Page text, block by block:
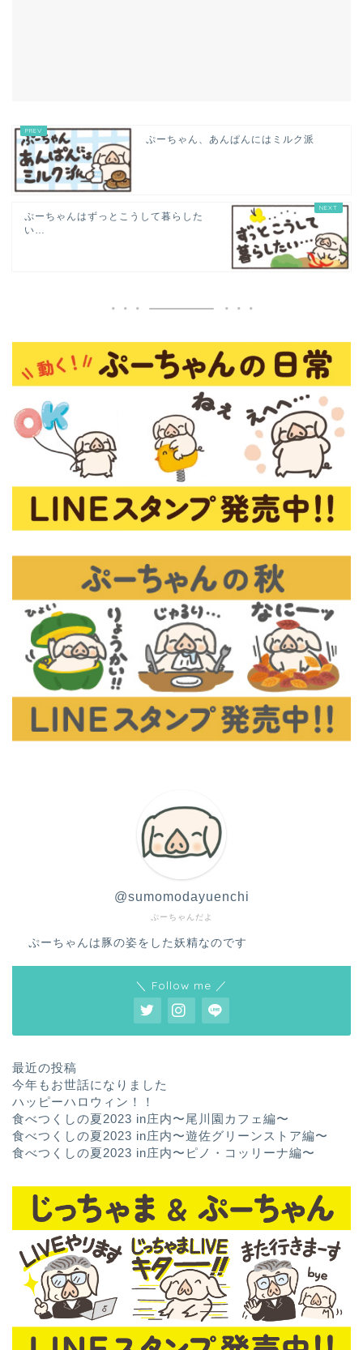
ぷーちゃん、あんぱんにはミルク派
ぷーちゃんはずっとこうして暮らした
い…
ぷーちゃんだよ
@sumomodayuenchi
ぷーちゃんは豚の姿をした妖精なのです
＼ Follow me ／
最近の投稿
今年もお世話になりました
ハッピーハロウィン！！
食べつくしの夏2023 in庄内〜尾川園カフェ編〜
食べつくしの夏2023 in庄内〜遊佐グリーンストア編〜
食べつくしの夏2023 in庄内〜ピノ・コッリーナ編〜
ホーム
お問い合わせ